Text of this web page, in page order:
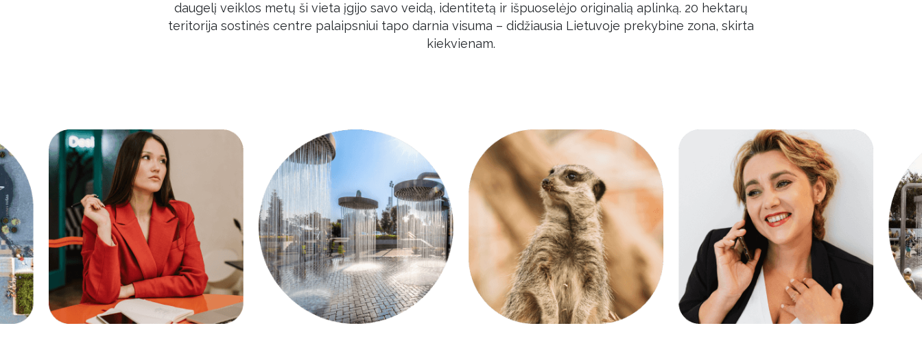
daugelį veiklos metų ši vieta įgijo savo veidą, identitetą ir išpuoselėjo originalią aplinką. 20 hektarų
teritorija sostinės centre palaipsniui tapo darnia visuma – didžiausia Lietuvoje prekybine zona, skirta
kiekvienam.